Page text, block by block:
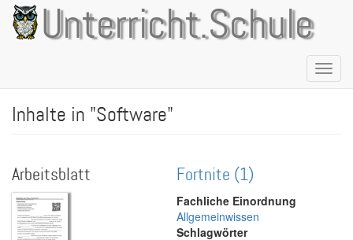
Direkt
zum
Inhalt
Unterricht.Schule
Inhalte in "Software"
Arbeitsblatt Fortnite (1)
Fachliche Einordnung
Allgemeinwissen
Schlagwörter